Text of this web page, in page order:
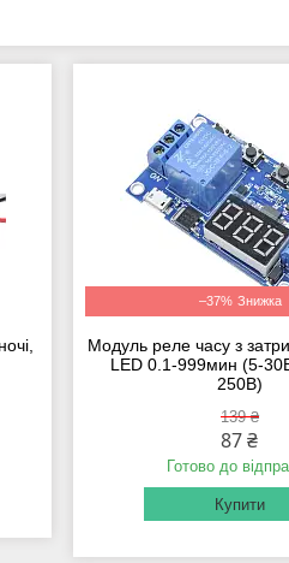
–37%
Модуль реле часу з
LED 0.1-999мин (5-
250В)
139 ₴
87 ₴
Готово до
Купити